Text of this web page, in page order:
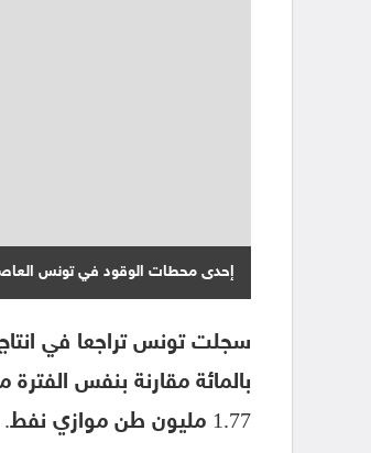
إحدى محطات الوقود في تونس
1.77 مليون طن موازي نفط.